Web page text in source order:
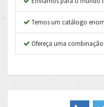
Aventics
B&R
Temos um catálogo
Ofereça uma